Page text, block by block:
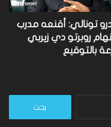
تونالي: أقنعه مدرب
روبرتو دي زيربي
بالتوقيع
البحث